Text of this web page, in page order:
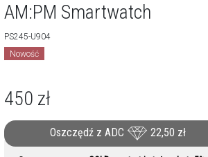
AM:PM Smartwatch
PS245-U904
Nowość
450 zł
Oszczędź z ADC 22,50 zł